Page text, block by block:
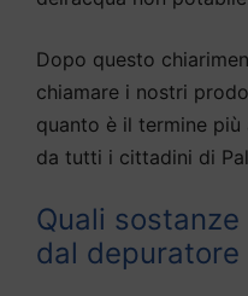
Dopo questo
chiamare i nostri
quanto è il termine
da tutti i cittadini di
Quali
dal depuratore